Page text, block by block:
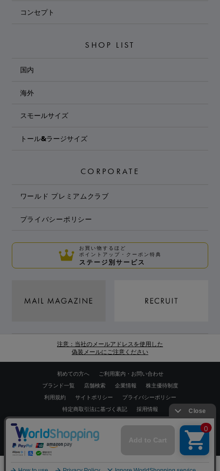
コンセプト
SHOP LIST
国内
海外
スモールサイズ
トール&ラージサイズ
CORPORATE
ワールド プレミアムクラブ
プライバシーポリシー
お買い物するほど
ポイントアップ・クーポン特典
ステージ別サービス
注意：当社のメールアドレスを使用した
偽装メールにご注意ください
初めての方へ
ご利用案内・お問い合わせ
ブランド一覧
店舗検索 企業情報
株主優待制度
利用規約
サイトポリシー
プライバシーポリシー
特定商取引法に基づく表記
採用情報
Copyrights © WORLD CO.,LTD. All rights reserved.
スマートフォン ｜PC